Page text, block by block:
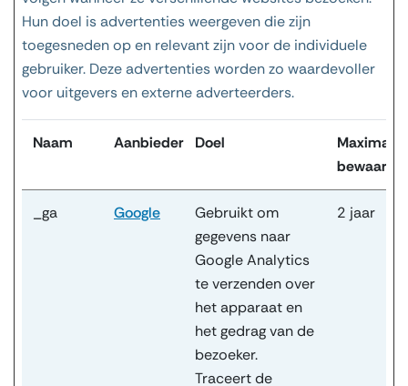
Hun doel is advertenties weergeven die zijn
toegesneden op en relevant zijn voor de individuele
gebruiker. Deze advertenties worden zo waardevoller
voor uitgevers en externe adverteerders.
Naam Aanbieder Doel
Maximale
_ga Google
Gebruikt om
gegevens naar
Google Analytics
te verzenden over
het apparaat en
het gedrag van de
bezoeker.
Traceert de
2 jaar